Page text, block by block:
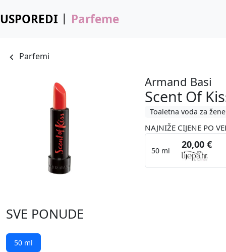
USPOREDI Parfeme
Parfemi
Armand Basi
Scent Of
Toaletna voda za žene
NAJNIŽE CIJENE PO
50 ml
20,00 €
SVE PONUDE
50 ml